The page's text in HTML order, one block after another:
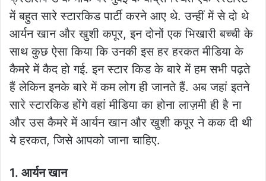
में बहुत सारे स्टारकिड पार्टी करने आए थे. उन्हीं में से दो थे
आर्यन खान और खुशी कपूर, इन दोनों एक भिखारी बच्ची के
साथ कुछ ऐसा किया कि उनकी इस हर हरकत मीडिया के
कैमरे में कैद हो गई. इन स्टार किड के बारे में हम सभी पढ़ते
हैं लेकिन इनके बारे में कम लोग ही जानते हैं. अब जहां इतने
सारे स्टारकिड होंगे वहां मीडिया का होना लाज़मी ही है ना
और उस कैमरे में आर्यन खान और खुशी कपूर ने कक दी थी
ये हरकत, जिसे आपको जाना चाहिए.
1. आर्यन खान